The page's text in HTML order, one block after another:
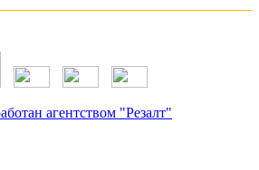
агентством "Резалт"